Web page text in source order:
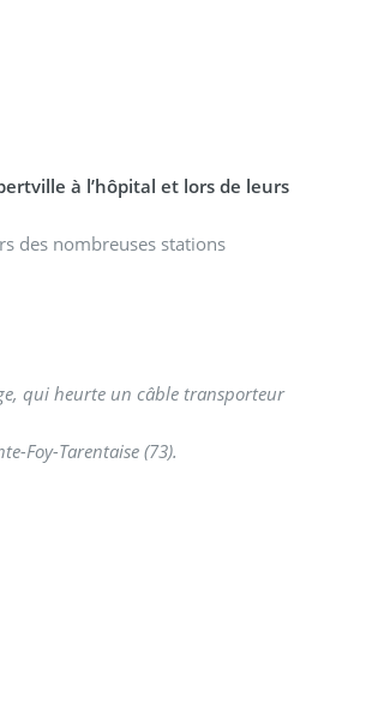
à l’hôpital et lors de leurs
des nombreuses stations
qui heurte un câble transporteur
Foy-Tarentaise (73).